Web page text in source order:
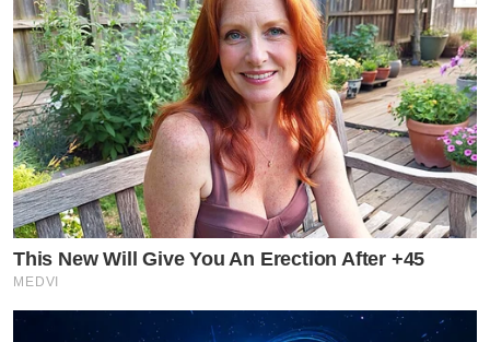
This New Will Give You An Erection After +45
MEDVI